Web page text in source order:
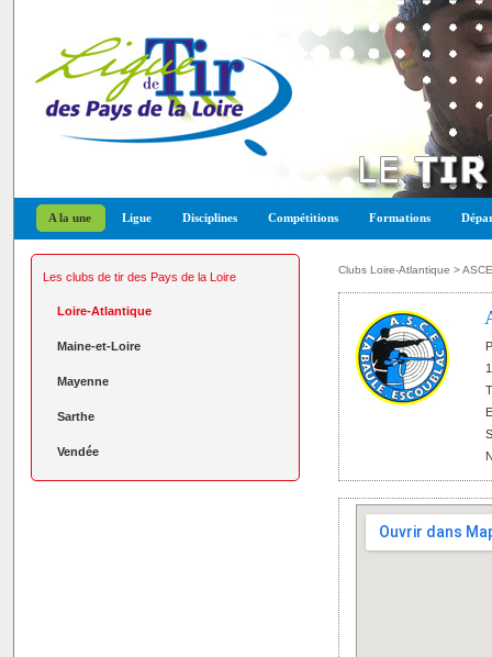
A la une Ligue Disciplines Compétitions Formations
Les clubs de tir des Pays de la Loire
Loire-Atlantique
Maine-et-Loire
Mayenne
Sarthe
Vendée
Clubs Loire-Atlantique >